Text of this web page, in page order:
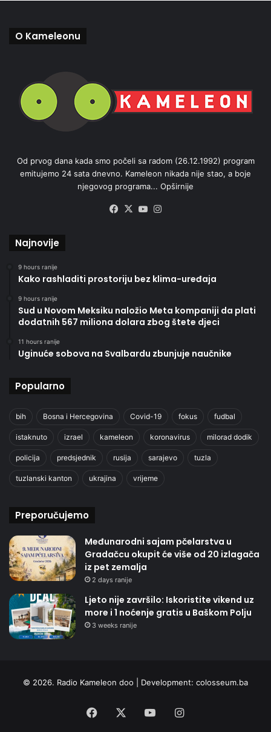
O Kameleonu
Od prvog dana kada smo počeli sa radom (26.12.1992) program
emitujemo 24 sata dnevno. Kameleon nikada nije stao, a boje
njegovog programa... Opširnije
Facebook
X YouTube
Najnovije
9 hours ranije
Kako rashladiti prostoriju bez klima-uređaja
9 hours ranije
Sud u Novom Meksiku naložio Meta kompaniji da plati
dodatnih 567 miliona dolara zbog štete djeci
11 hours ranije
Uginuće sobova na Svalbardu zbunjuje naučnike
Popularno
bih Bosna i Hercegovina Covid-19 fokus fudbal
istaknuto izrael kameleon koronavirus milorad dodik
policija predsjednik rusija sarajevo tuzla
tuzlanski kanton ukrajina vrijeme
Preporučujemo
Međunarodni sajam pčelarstva u
Gradačcu okupit će više od 20 izlagača
iz pet zemalja
2 days ranije
Ljeto nije završilo: Iskoristite vikend uz
more i 1 noćenje gratis u Baškom Polju
3 weeks ranije
© 2026. Radio Kameleon doo | Development: colosseum.ba
Facebook YouTubeInstagram